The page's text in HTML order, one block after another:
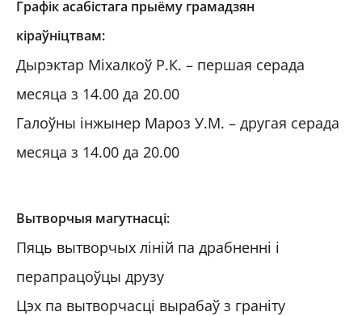
Графік асабістага прыёму грамадзян
кіраўніцтвам:
Дырэктар Міхалкоў Р.К. – першая серада
месяца з 14.00 да 20.00
Галоўны інжынер Мароз У.М. – другая серада
месяца з 14.00 да 20.00
Вытворчыя магутнасці:
Пяць вытворчых ліній па драбненні і
перапрацоўцы друзу
Цэх па вытворчасці вырабаў з граніту